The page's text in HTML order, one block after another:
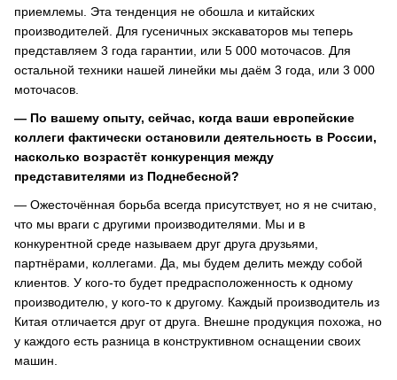
приемлемы. Эта тенденция не обошла и китайских
производителей. Для гусеничных экскаваторов мы теперь
представляем 3 года гарантии, или 5 000 моточасов. Для
остальной техники нашей линейки мы даём 3 года, или 3 000
моточасов.
— По вашему опыту, сейчас, когда ваши европейские
коллеги фактически остановили деятельность в России,
насколько возрастёт конкуренция между
представителями из Поднебесной?
— Ожесточённая борьба всегда присутствует, но я не считаю,
что мы враги с другими производителями. Мы и в
конкурентной среде называем друг друга друзьями,
партнёрами, коллегами. Да, мы будем делить между собой
клиентов. У кого-то будет предрасположенность к одному
производителю, у кого-то к другому. Каждый производитель из
Китая отличается друг от друга. Внешне продукция похожа, но
у каждого есть разница в конструктивном оснащении своих
машин.